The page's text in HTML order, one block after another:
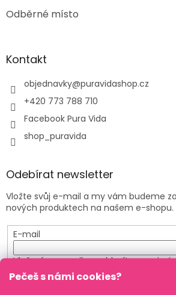
Pečeš s námi cookies?
Odběrné místo
Kontakt
objednavky@puravidashop.cz
+420 773 788 710
Facebook Pura Vida
shop_puravida
Odebírat newsletter
Vložte svůj e-mail a my vám budeme
nových produktech na našem e-shopu.
E-mail
Vložením e-mailu souhlasíte s
osobních údajů